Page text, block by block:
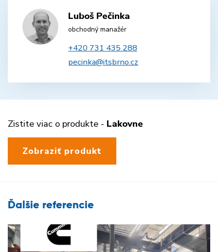
Luboš Pečinka
obchodný manažér
+420 731 435 288
pecinka@itsbrno.cz
Zistite viac o produkte - Lakovne
Zobraziť produkt
Ďalšie referencie